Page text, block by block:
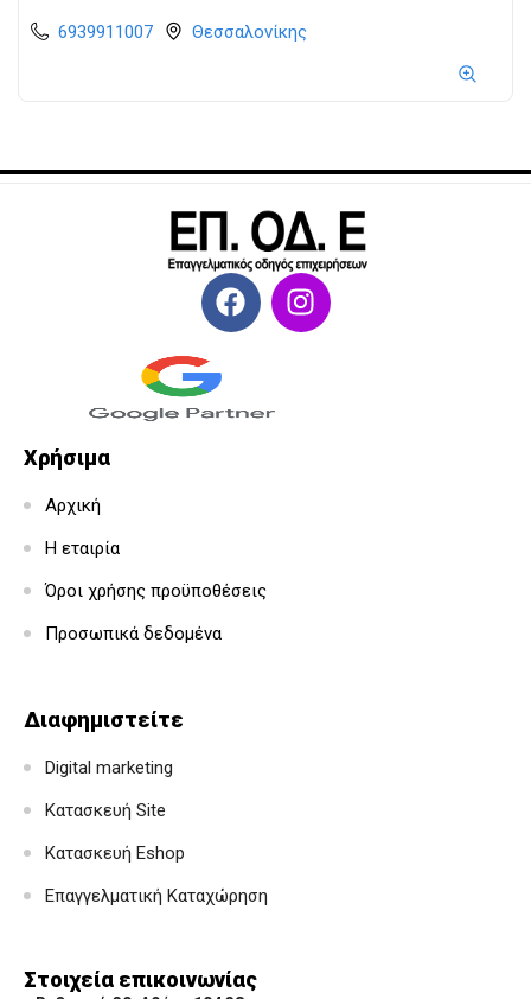
6939911007
Θεσσαλονίκης
Χρήσιμα
Αρχική
Η εταιρία
Όροι χρήσης προϋποθέσεις
Προσωπικά δεδομένα
Διαφημιστείτε
Digital marketing
Κατασκευή Site
Κατασκευή Eshop
Επαγγελματική Καταχώρηση
Στοιχεία επικοινωνίας